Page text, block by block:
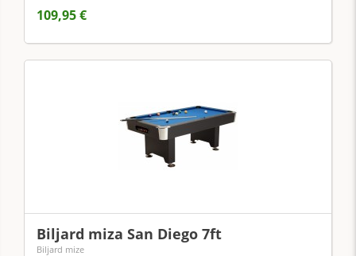
109,95 €
Biljard miza San Diego 7ft
Biljard mize